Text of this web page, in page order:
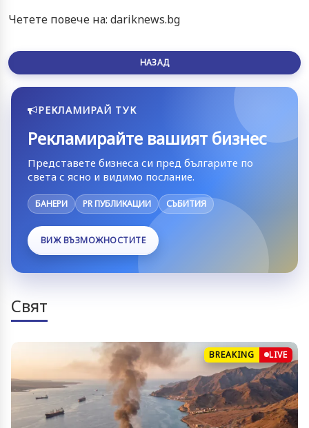
Четете повече на: dariknews.bg
НАЗАД
РЕКЛАМИРАЙ ТУК
Рекламирайте вашият бизнес
Представете бизнеса си пред българите по
света с ясно и видимо послание.
БАНЕРИ PR ПУБЛИКАЦИИ СЪБИТИЯ
ВИЖ ВЪЗМОЖНОСТИТЕ
Свят
BREAKING LIVE